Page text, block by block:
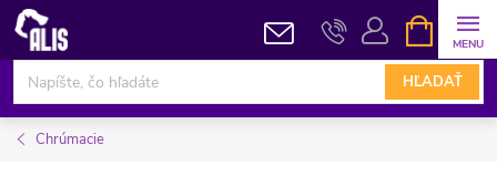
Prejsť
obsah
HĽADAŤ
KOŠÍK
Chrúmacie